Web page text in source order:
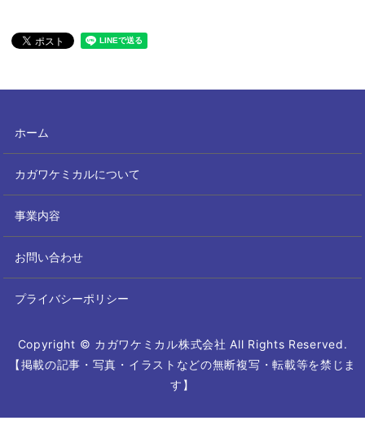
ホーム
カガワケミカルについて
事業内容
お問い合わせ
プライバシーポリシー
Copyright © カガワケミカル株式会社 All Rights Reserved.
【掲載の記事・写真・イラストなどの無断複写・転載等を禁じま
す】